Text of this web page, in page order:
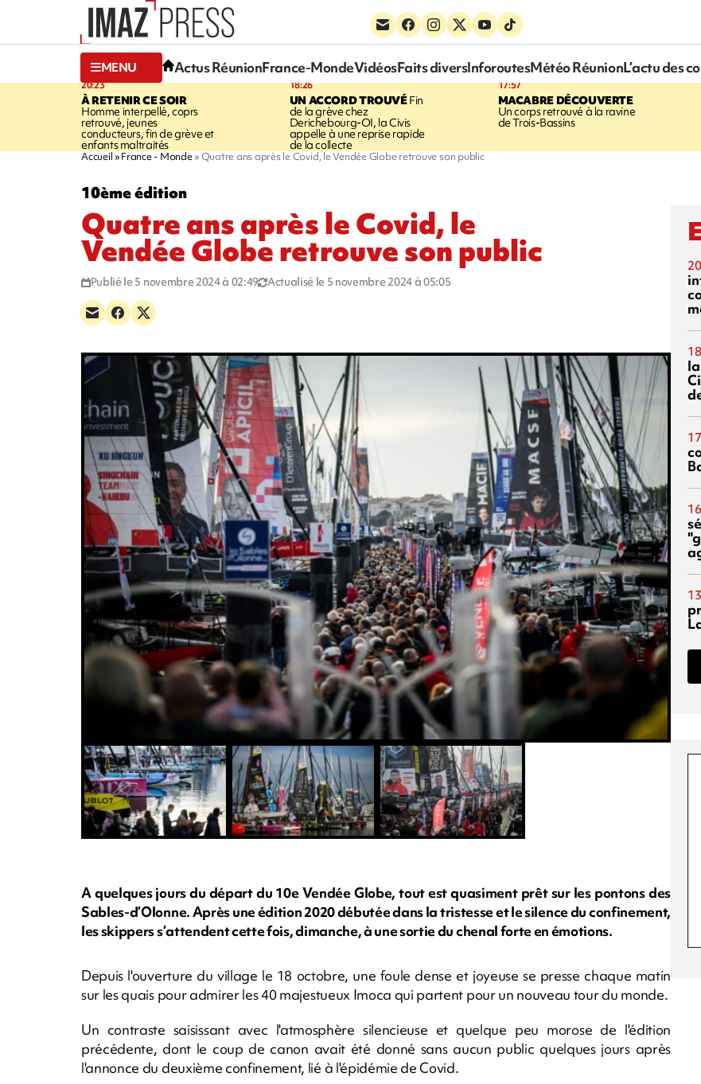
MENU Actus RéunionFrance-MondeVidéosFaits diversInforoutesMétéo RéunionL’actu des
20:23
À RETENIR CE SOIR
Homme interpellé, coprs
retrouvé, jeunes
conducteurs, fin de grève et
enfants maltraités
18:26
UN ACCORD TROUVÉFin
de la grève chez
Derichebourg-OI, la Civis
appelle à une reprise rapide
de la collecte
17:57
MACABRE DÉCOUVERTE
Un corps retrouvé à la ravine
de Trois-Bassins
Accueil France - Monde Quatre ans après le Covid, le Vendée Globe retrouve son public
10ème édition
Quatre ans après le Covid, le
Vendée Globe retrouve son public
Publié le 5 novembre 2024 à 02:49 Actualisé le 5 novembre 2024 à 05:05
A quelques jours du départ du 10e Vendée Globe, tout est quasiment prêt sur les pontons des
Sables-d’Olonne. Après une édition 2020 débutée dans la tristesse et le silence du confinement,
les skippers s’attendent cette fois, dimanche, à une sortie du chenal forte en émotions.
Depuis l'ouverture du village le 18 octobre, une foule dense et joyeuse se presse chaque matin
sur les quais pour admirer les 40 majestueux Imoca qui partent pour un nouveau tour du monde.
Un contraste saisissant avec l'atmosphère silencieuse et quelque peu morose de l'édition
précédente, dont le coup de canon avait été donné sans aucun public quelques jours après
l'annonce du deuxième confinement, lié à l'épidémie de Covid.